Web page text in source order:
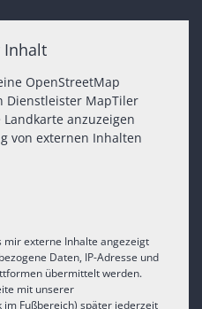
Inhalt
OpenStreetMap
Dienstleister MapTiler
anzuzeigen
von externen Inhalten
mir externe Inhalte angezeigt
Daten, IP-Adresse und
übermittelt werden.
mit unserer
Fußbereich) später jederzeit